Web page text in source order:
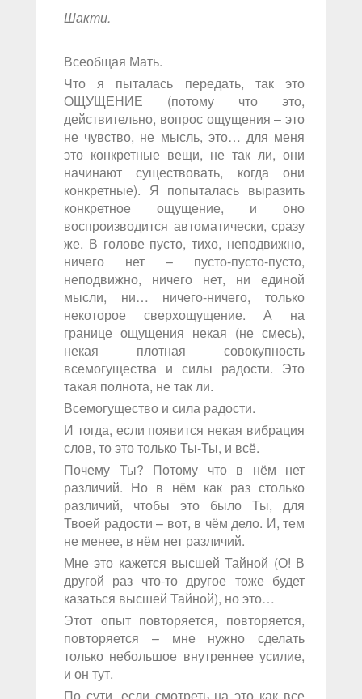
Шакти.
Всеобщая Мать.
Что я пыталась передать, так это
ОЩУЩЕНИЕ (потому что это,
действительно, вопрос ощущения – это
не чувство, не мысль, это… для меня
это конкретные вещи, не так ли, они
начинают существовать, когда они
конкретные). Я попыталась выразить
конкретное ощущение, и оно
воспроизводится автоматически, сразу
же. В голове пусто, тихо, неподвижно,
ничего нет – пусто-пусто-пусто,
неподвижно, ничего нет, ни единой
мысли, ни… ничего-ничего, только
некоторое сверхощущение. А на
границе ощущения некая (не смесь),
некая плотная совокупность
всемогущества и силы радости. Это
такая полнота, не так ли.
Всемогущество и сила радости.
И тогда, если появится некая вибрация
слов, то это только Ты-Ты, и всё.
Почему Ты? Потому что в нём нет
различий. Но в нём как раз столько
различий, чтобы это было Ты, для
Твоей радости – вот, в чём дело. И, тем
не менее, в нём нет различий.
Мне это кажется высшей Тайной (О! В
другой раз что-то другое тоже будет
казаться высшей Тайной), но это…
Этот опыт повторяется, повторяется,
повторяется – мне нужно сделать
только небольшое внутреннее усилие,
и он тут.